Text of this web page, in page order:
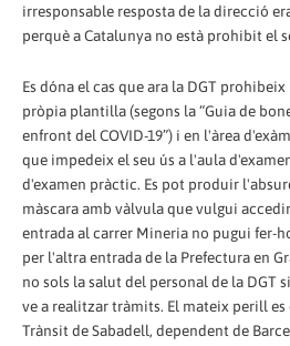
irresponsable resposta de la direcció
perquè a Catalunya no està prohibit el
Es dóna el cas que ara la DGT
pròpia plantilla (segons la “Guia de
enfront del COVID-19”) i en l'àrea
que impedeix el seu ús a l'aula
d'examen pràctic. Es pot produir
màscara amb vàlvula que vulgui
entrada al carrer Mineria no pugui fer-
per l'altra entrada de la Prefectura en
no sols la salut del personal de la DGT
ve a realitzar tràmits. El mateix perill
Trànsit de Sabadell, dependent de